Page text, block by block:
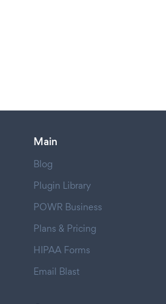
Main
Blog
Plugin Library
POWR Business
Plans & Pricing
HIPAA Forms
Email Blast